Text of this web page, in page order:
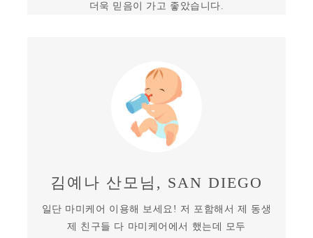
더욱 믿음이 가고 좋았습니다.
김예나 산모님, SAN DIEGO
일단 마미케어 이용해 보세요! 저 포함해서 제 동생
제 친구들 다 마미케어에서 했는데 모두